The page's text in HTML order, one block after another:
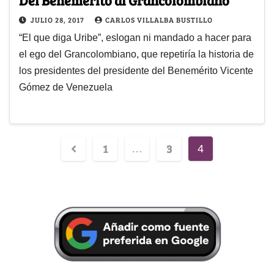
JULIO 28, 2017 CARLOS VILLALBA BUSTILLO
“El que diga Uribe”, eslogan ni mandado a hacer para
el ego del Grancolombiano, que repetiría la historia de
los presidentes del presidente del Benemérito Vicente
Gómez de Venezuela
1 … 3 4